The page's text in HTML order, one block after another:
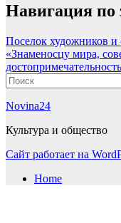
Навигация по
Поселок художников и
«Знаменосцу мира,
Novina24
Культура и общество
Сайт работает на
Home